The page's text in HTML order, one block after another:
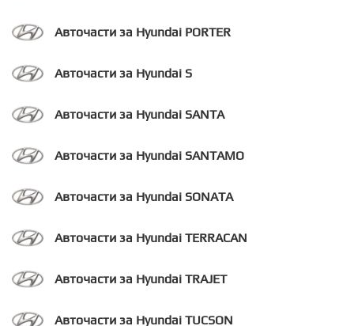
Авточасти за Hyundai PORTER
Авточасти за Hyundai S
Авточасти за Hyundai SANTA
Авточасти за Hyundai SANTAMO
Авточасти за Hyundai SONATA
Авточасти за Hyundai TERRACAN
Авточасти за Hyundai TRAJET
Авточасти за Hyundai TUCSON